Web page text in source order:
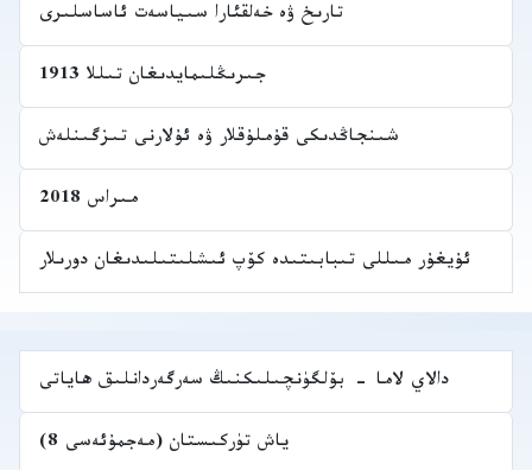
تارىخ ۋە خەلقئارا سىياسەت ئاساسلىرى
جىرىڭلىمايدىغان تىللا 1913
شىنجاڭدىكى قۇملۇقلار ۋە ئۇلارنى تىزگىنلەش
مىراس 2018
ئۇيغۇر مىللى تىبابىتىدە كۆپ ئىشلىتىلىدىغان دورىلار
دالاي لاما - بۆلگۈنچىلىكنىڭ سەرگەردانلىق ھاياتى
ياش تۈركىستان (مەجمۇئەسى 8)